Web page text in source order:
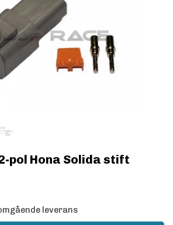
pol Hona Solida stift
leverans